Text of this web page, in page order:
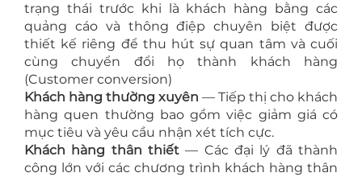
trạng thái trước khi là khách hàng bằng các
quảng cáo và thông điệp chuyên biệt được
thiết kế riêng để thu hút sự quan tâm và cuối
cùng chuyển đổi họ thành khách hàng
(Customer conversion)
Khách hàng thường xuyên — Tiếp thị cho khách
hàng quen thường bao gồm việc giảm giá có
mục tiêu và yêu cầu nhận xét tích cực.
Khách hàng thân thiết — Các đại lý đã thành
công lớn với các chương trình khách hàng thân